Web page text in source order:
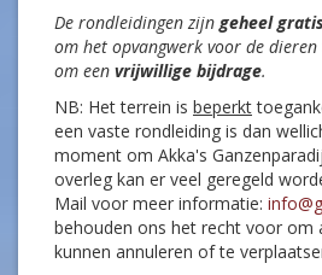
De rondleidingen zijngeheel gratis
om het opvangwerk voor de
om een vrijwillige bijdrage.
NB: Het terrein is beperkt
een vaste rondleiding is dan
moment om Akka's
overleg kan er veel geregeld
Mail voor meer informatie:
behouden ons het recht voor om
kunnen annuleren of te